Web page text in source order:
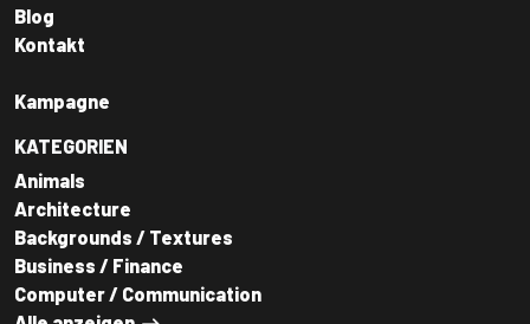
Blog
Kontakt
Kampagne
KATEGORIEN
Animals
Architecture
Backgrounds / Textures
Business / Finance
Computer / Communication